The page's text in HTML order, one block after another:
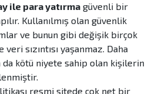
ile para yatırma güvenli bir
Kullanılmış olan güvenlik
ve bunun gibi değişik birçok
sızıntısı yaşanmaz. Daha
kötü niyete sahip olan kişilerin
resmi sitede çok net bir